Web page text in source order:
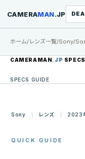
CAMERAMAN.JP
ホーム/ レンズ一覧/Sony/
CAMERAMAN.JP SPECS
SPECS GUIDE
Sony レンズ 2023
QUICK GUIDE